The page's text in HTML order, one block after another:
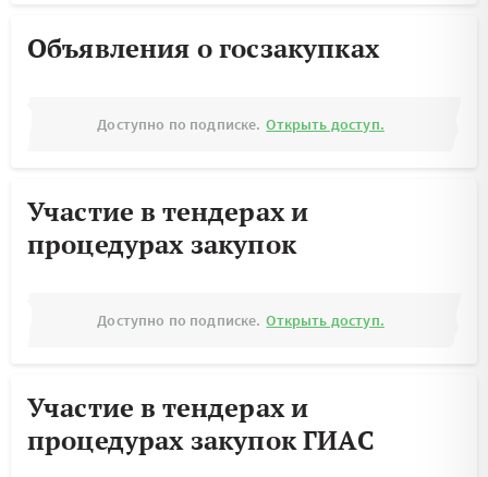
Объявления о госзакупках
Доступно по подписке. Открыть доступ.
Участие в тендерах и
процедурах закупок
Доступно по подписке. Открыть доступ.
Участие в тендерах и
процедурах закупок ГИАС